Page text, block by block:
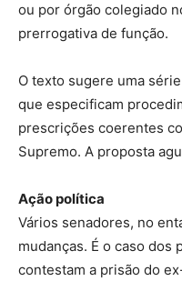
ou por órgão colegiado
prerrogativa de função.
O texto sugere uma
que especificam
prescrições coerentes
Supremo. A proposta
Ação política
Vários senadores, no
mudanças. É o caso dos
contestam a prisão do